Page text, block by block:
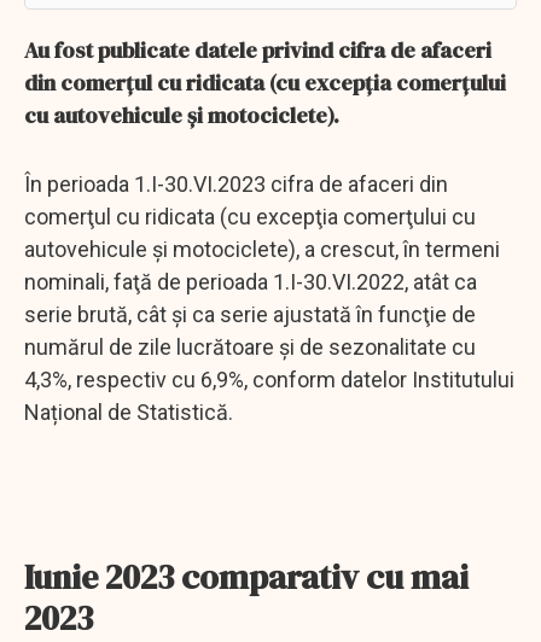
Au fost publicate datele privind cifra de afaceri
din comerţul cu ridicata (cu excepţia comerţului
cu autovehicule şi motociclete).
În perioada 1.I-30.VI.2023 cifra de afaceri din
comerţul cu ridicata (cu excepţia comerţului cu
autovehicule şi motociclete), a crescut, în termeni
nominali, faţă de perioada 1.I-30.VI.2022, atât ca
serie brută, cât şi ca serie ajustată în funcţie de
numărul de zile lucrătoare şi de sezonalitate cu
4,3%, respectiv cu 6,9%, conform datelor Institutului
Național de Statistică.
Iunie 2023 comparativ cu mai
2023